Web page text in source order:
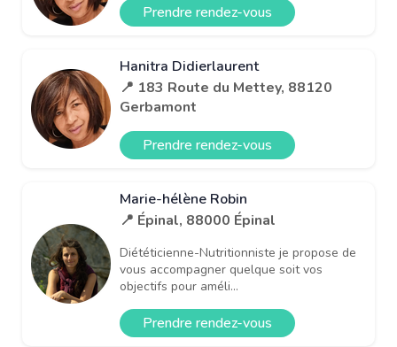
Prendre rendez-vous
Hanitra Didierlaurent
📍 183 Route du Mettey, 88120
Gerbamont
Prendre rendez-vous
Marie-hélène Robin
📍 Épinal, 88000 Épinal
Diététicienne-Nutritionniste je propose de
vous accompagner quelque soit vos
objectifs pour améli...
Prendre rendez-vous